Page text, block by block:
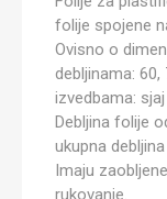
folije spojene
Ovisno o
debljinama: 60,
izvedbama:
Debljina folije
ukupna
Imaju
rukovanje.